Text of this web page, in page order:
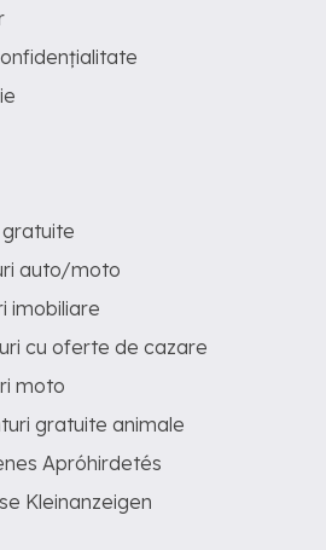
auto/moto
imobiliare
cu oferte de cazare
moto
gratuite animale
Apróhirdetés
Kleinanzeigen